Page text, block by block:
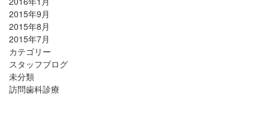
2015年9月
2015年8月
2015年7月
カテゴリー
スタッフブログ
未分類
訪問歯科診療